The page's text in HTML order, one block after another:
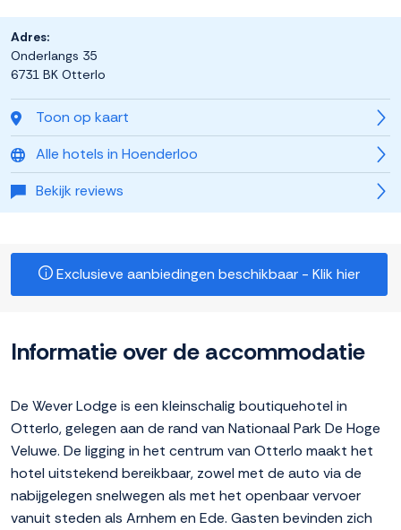
Toon op kaart
Alle hotels in Hoenderloo
Bekijk reviews
Adres:
Onderlangs 35
6731 BK Otterlo
Exclusieve aanbiedingen beschikbaar - Klik hier
Informatie over de accommodatie
De Wever Lodge is een kleinschalig boutiquehotel in
Otterlo, gelegen aan de rand van Nationaal Park De Hoge
Veluwe. De ligging in het centrum van Otterlo maakt het
hotel uitstekend bereikbaar, zowel met de auto via de
nabijgelegen snelwegen als met het openbaar vervoer
vanuit steden als Arnhem en Ede. Gasten bevinden zich